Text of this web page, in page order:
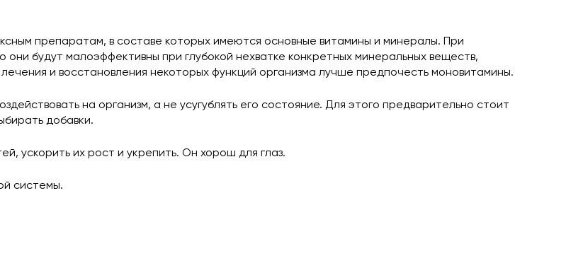
препаратам, в составе которых имеются основные витамины и минералы. При
будут малоэффективны при глубокой нехватке конкретных минеральных веществ,
и восстановления некоторых функций организма лучше предпочесть моновитамины.
на организм, а не усугублять его состояние. Для этого предварительно стоит
добавки.
ускорить их рост и укрепить. Он хорош для глаз.
системы.